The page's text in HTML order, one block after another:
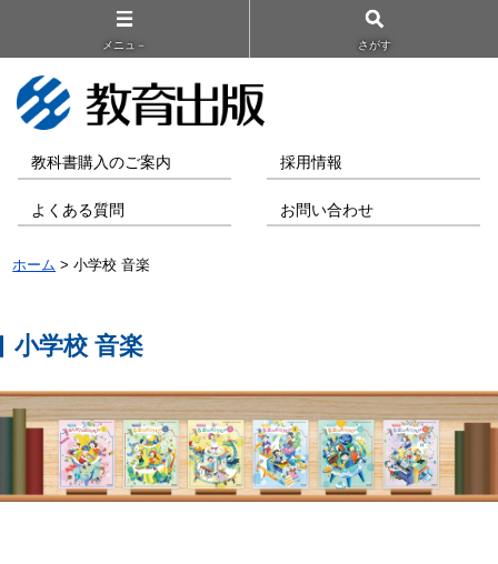
メニュ－ さがす
教科書購入のご案内 採用情報
よくある質問 お問い合わせ
ホーム > 小学校 音楽
小学校 音楽